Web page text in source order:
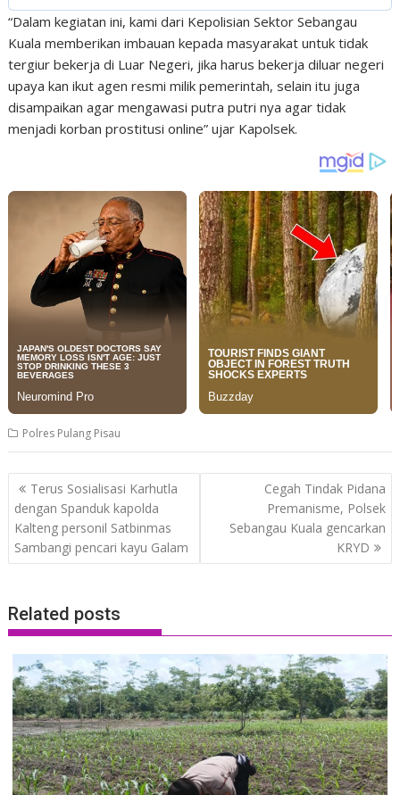
“Dalam kegiatan ini, kami dari Kepolisian Sektor Sebangau
Kuala memberikan imbauan kepada masyarakat untuk tidak
tergiur bekerja di Luar Negeri, jika harus bekerja diluar negeri
upaya kan ikut agen resmi milik pemerintah, selain itu juga
disampaikan agar mengawasi putra putri nya agar tidak
menjadi korban prostitusi online” ujar Kapolsek.
Polres Pulang Pisau
Post
navigation
Terus Sosialisasi Karhutla
dengan Spanduk kapolda
Kalteng personil Satbinmas
Sambangi pencari kayu Galam
Cegah Tindak Pidana
Premanisme, Polsek
Sebangau Kuala gencarkan
KRYD
Related posts